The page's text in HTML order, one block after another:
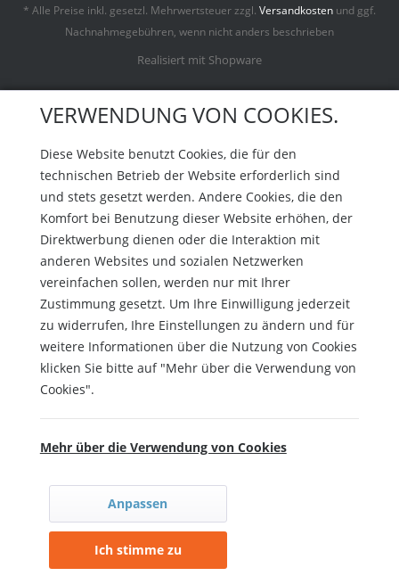
* Alle Preise inkl. gesetzl. Mehrwertsteuer zzgl. Versandkosten und ggf.
Nachnahmegebühren, wenn nicht anders beschrieben
Realisiert mit Shopware
VERWENDUNG VON COOKIES.
Diese Website benutzt Cookies, die für den
technischen Betrieb der Website erforderlich sind
und stets gesetzt werden. Andere Cookies, die den
Komfort bei Benutzung dieser Website erhöhen, der
Direktwerbung dienen oder die Interaktion mit
anderen Websites und sozialen Netzwerken
vereinfachen sollen, werden nur mit Ihrer
Zustimmung gesetzt. Um Ihre Einwilligung jederzeit
zu widerrufen, Ihre Einstellungen zu ändern und für
weitere Informationen über die Nutzung von Cookies
klicken Sie bitte auf "Mehr über die Verwendung von
Cookies".
Mehr über die Verwendung von Cookies
Anpassen
Ich stimme zu